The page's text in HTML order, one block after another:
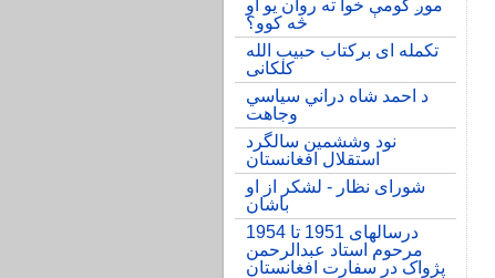
موږ کومې خوا ته روان یو او
څه کوو؟
تکمله ای برکتاب حبیب الله
کلکانی
د احمد شاه دراني سیاسي
وجاهت
نود وششمین سالگرد
استقلال افغانستان
شورای نظار - لشکر از او
باشان
درسالهای 1951 تا 1954
مرحوم استاد عبدالرحمن
پژواک در سفارت افغانستان